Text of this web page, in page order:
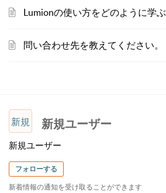
Lumionの使い方をどのように学
問い合わせ先を教えてください。
新規 新規ユーザー
新規ユーザー
フォローする
新着情報の通知を受け取ることができます